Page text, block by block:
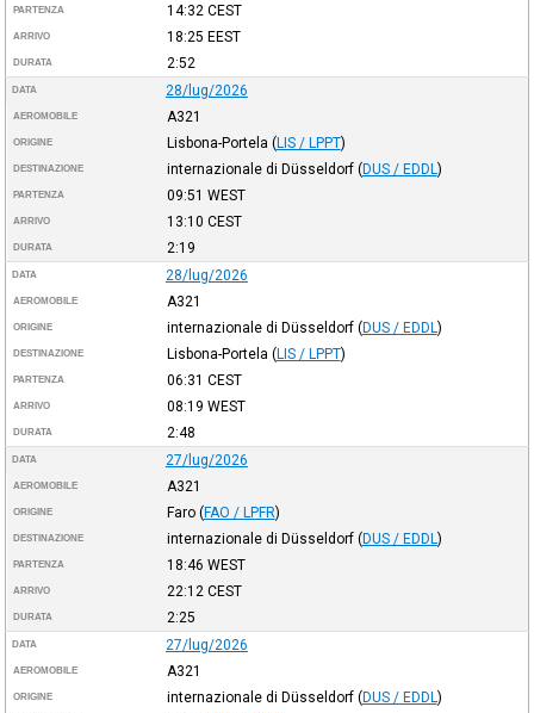
PARTENZA 14:32 CEST
ARRIVO 18:25 EEST
DURATA 2:52
DATA 28/lug/2026
AEROMOBILE A321
ORIGINE Lisbona-Portela (LIS / LPPT)
DESTINAZIONE internazionale di Düsseldorf (DUS / EDDL )
PARTENZA 09:51 WEST
ARRIVO 13:10 CEST
DURATA 2:19
DATA 28/lug/2026
AEROMOBILE A321
ORIGINE internazionale di Düsseldorf (DUS / EDDL )
DESTINAZIONE Lisbona-Portela (LIS / LPPT)
PARTENZA 06:31 CEST
ARRIVO 08:19 WEST
DURATA 2:48
DATA 27/lug/2026
AEROMOBILE A321
ORIGINE Faro (FAO / LPFR)
DESTINAZIONE internazionale di Düsseldorf (DUS / EDDL )
PARTENZA 18:46 WEST
ARRIVO 22:12 CEST
DURATA 2:25
DATA 27/lug/2026
AEROMOBILE A321
ORIGINE internazionale di Düsseldorf (DUS / EDDL )